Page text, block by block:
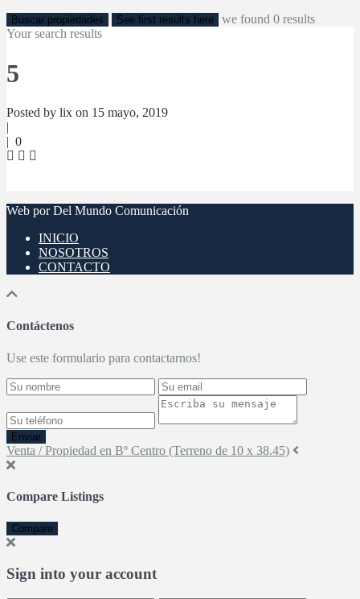
Buscar propiedades See first results here we found 0 results
Your search results
5
Posted by lix on 15 mayo, 2019
|
| 0
Web por Del Mundo Comunicación
INICIO
NOSOTROS
CONTACTO
Contáctenos
Use este formulario para contactarnos!
Enviar
Venta / Propiedad en Bº Centro (Terreno de 10 x 38.45)
Compare Listings
Compare
Sign into your account